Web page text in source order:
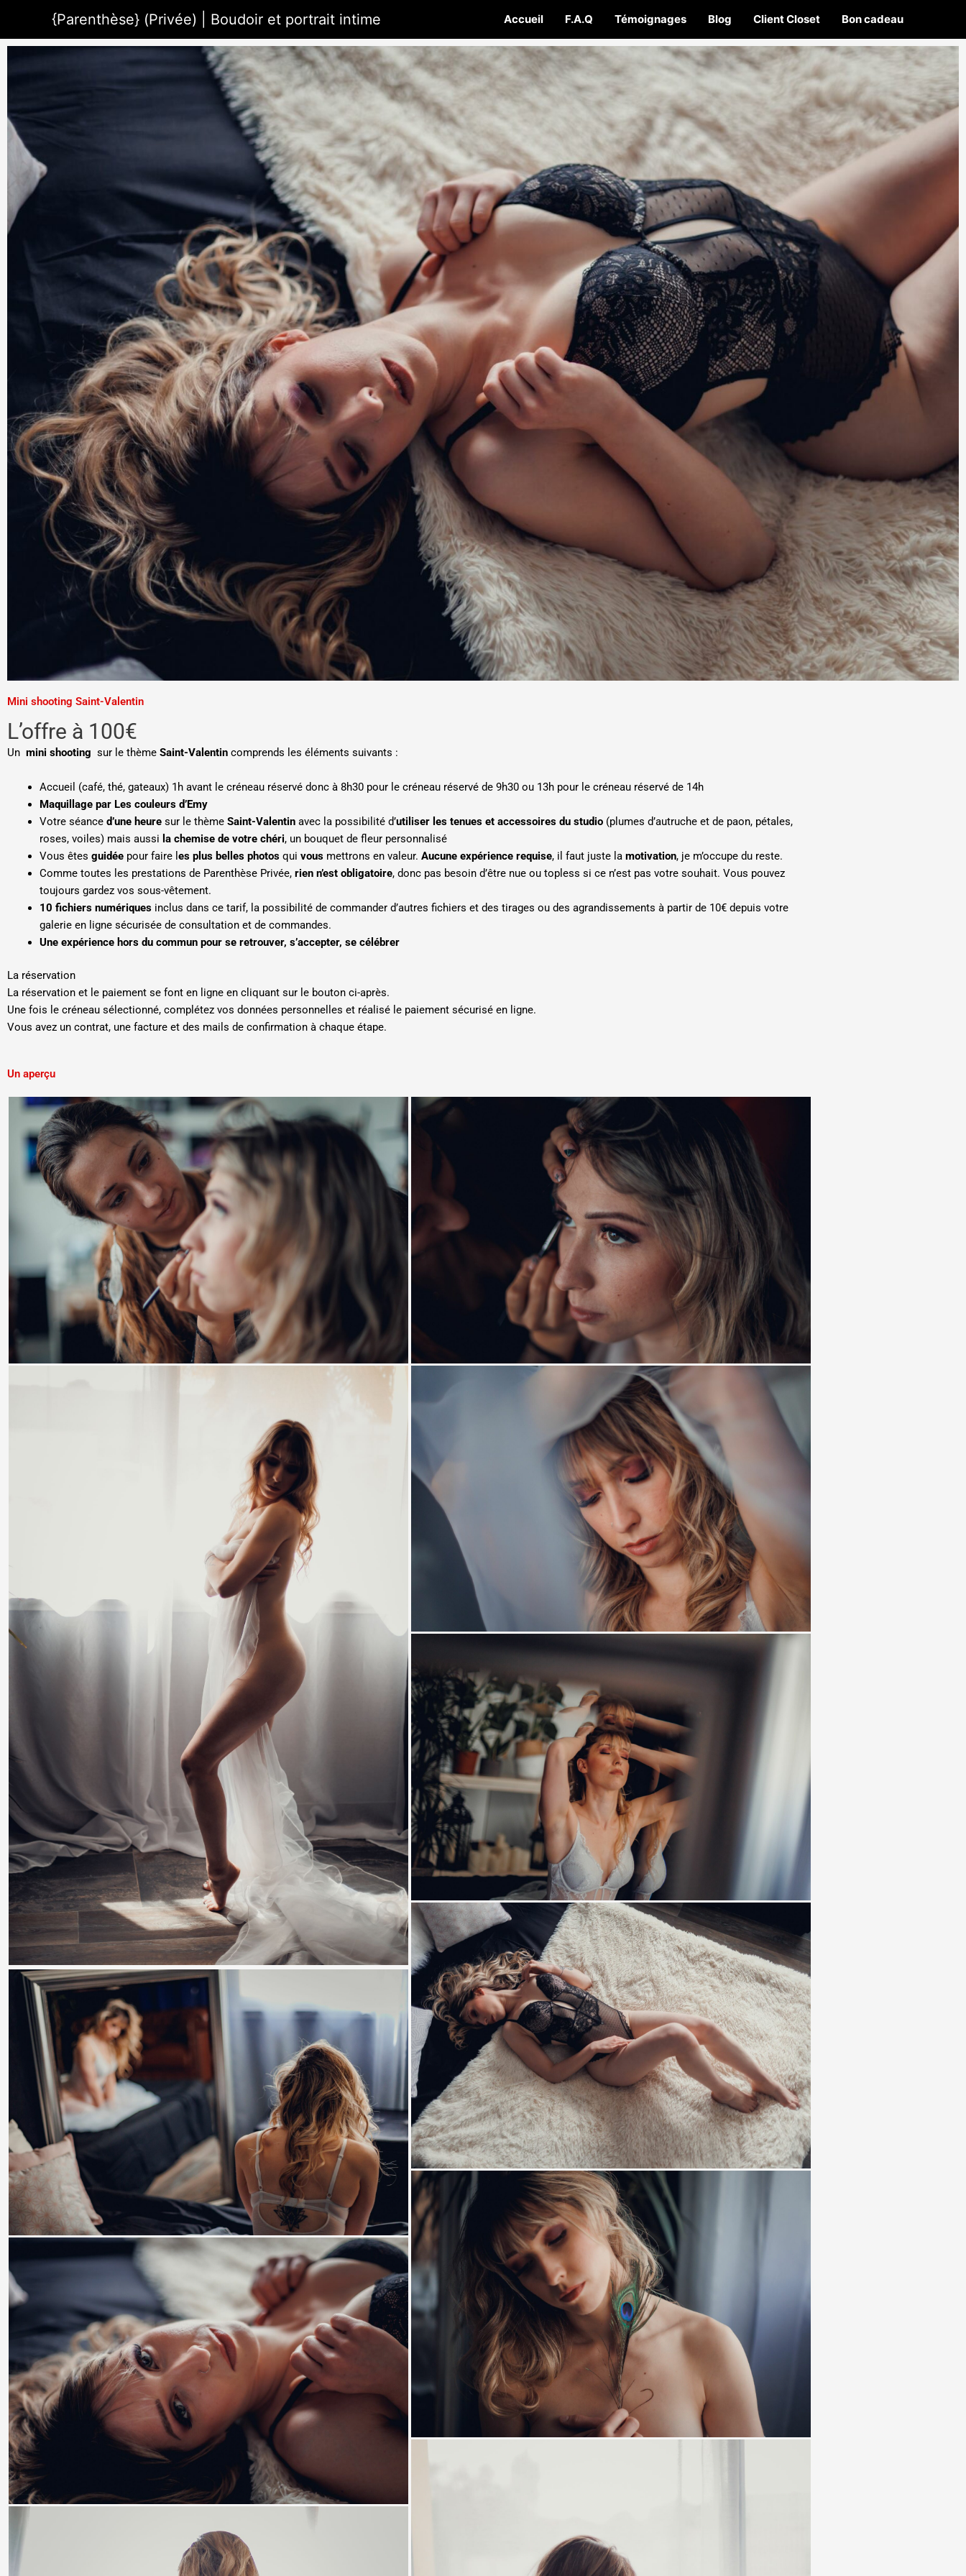
contenu
{Parenthèse} (Privée) | Boudoir et portrait intime Accueil F.A.Q Témoignages Blog Client Closet Bon cadeau
Mini shooting Saint-Valentin
L’offre à 100€
Un mini shooting sur le thème Saint-Valentin comprends les éléments suivants :
Accueil (café, thé, gateaux) 1h avant le créneau réservé donc à 8h30 pour le créneau réservé de 9h30 ou 13h pour le créneau réservé de 14h
Maquillage par Les couleurs d’Emy
Votre séance d’une heure sur le thème Saint-Valentin avec la possibilité d’utiliser les tenues et accessoires du studio (plumes d’autruche et de paon, pétales,
roses, voiles) mais aussi la chemise de votre chéri, un bouquet de fleur personnalisé
Vous êtes guidée pour faire l es plus belles photos qui vous mettrons en valeur. Aucune expérience requise, il faut juste la motivation, je m’occupe du reste.
Comme toutes les prestations de Parenthèse Privée, rien n’est obligatoire, donc pas besoin d’être nue ou topless si ce n’est pas votre souhait. Vous pouvez
toujours gardez vos sous-vêtement.
10 fichiers numériques inclus dans ce tarif, la possibilité de commander d’autres fichiers et des tirages ou des agrandissements à partir de 10€ depuis votre
galerie en ligne sécurisée de consultation et de commandes.
Une expérience hors du commun pour se retrouver, s’accepter, se célébrer
La réservation
La réservation et le paiement se font en ligne en cliquant sur le bouton ci-après.
Une fois le créneau sélectionné, complétez vos données personnelles et réalisé le paiement sécurisé en ligne.
Vous avez un contrat, une facture et des mails de confirmation à chaque étape.
Un aperçu